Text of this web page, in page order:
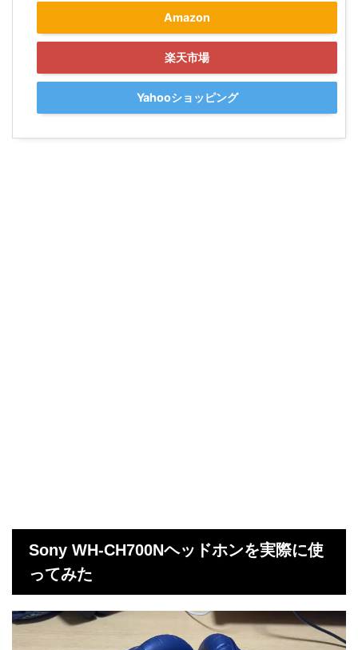
Amazon
楽天市場
Yahooショッピング
Sony WH-CH700Nヘッドホンを実際に使
ってみた